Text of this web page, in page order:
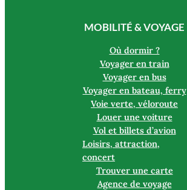
MOBILITÉ & VOYAGE
Où dormir ?
Voyager en train
Voyager en bus
Voyager en bateau, ferry
Voie verte, véloroute
Louer une voiture
Vol et billets d’avion
Loisirs, attraction,
concert
Trouver une carte
Agence de voyage